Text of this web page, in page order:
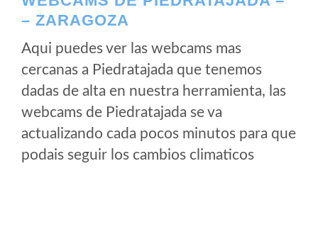
– ZARAGOZA
Aqui puedes ver las webcams mas
cercanas a Piedratajada que tenemos
dadas de alta en nuestra herramienta, las
webcams de Piedratajada se va
actualizando cada pocos minutos para que
podais seguir los cambios climaticos